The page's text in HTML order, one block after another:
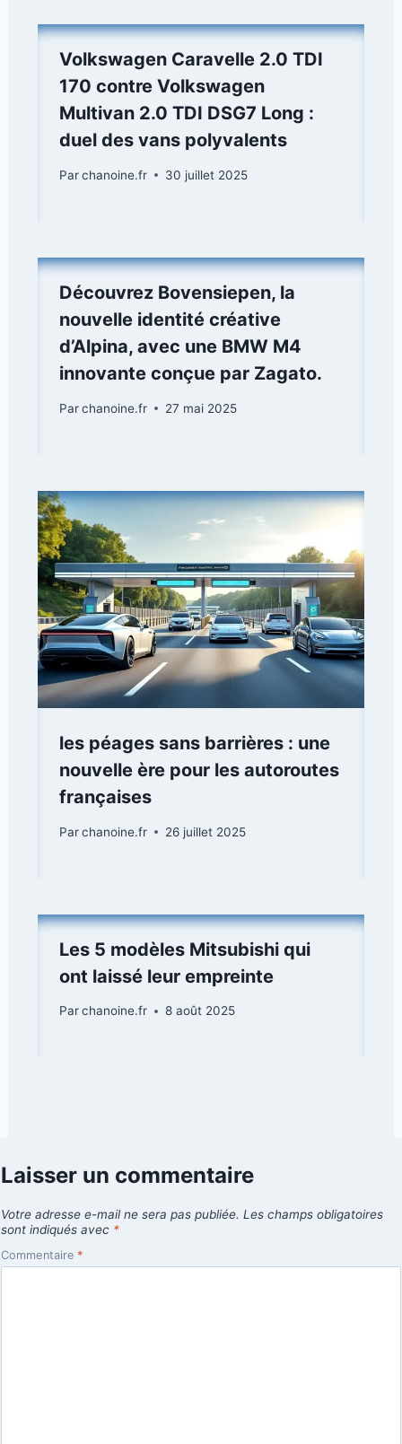
Volkswagen Caravelle 2.0 TDI
170 contre Volkswagen
Multivan 2.0 TDI DSG7 Long :
duel des vans polyvalents
Parchanoine.fr 30 juillet 2025
Découvrez Bovensiepen, la
nouvelle identité créative
d’Alpina, avec une BMW M4
innovante conçue par Zagato.
Parchanoine.fr 27 mai 2025
les péages sans barrières : une
nouvelle ère pour les autoroutes
françaises
Parchanoine.fr 26 juillet 2025
Les 5 modèles Mitsubishi qui
ont laissé leur empreinte
Parchanoine.fr 8 août 2025
Laisser un commentaire
Votre adresse e-mail ne sera pas publiée. Les champs obligatoires
sont indiqués avec *
Commentaire *